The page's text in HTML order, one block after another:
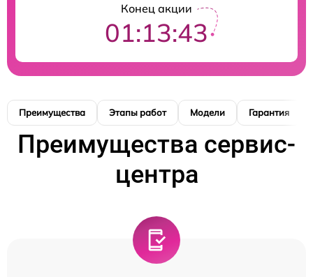
Конец акции
01:13:42
Преимущества Этапы работ Модели Гарантия
Преимущества сервис-
центра